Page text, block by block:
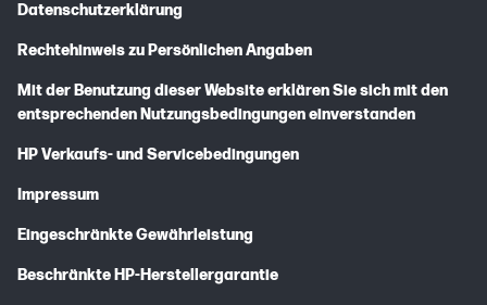
Datenschutzerklärung
Rechtehinweis zu Persönlichen Angaben
Mit der Benutzung dieser Website erklären Sie sich mit den
entsprechenden Nutzungsbedingungen einverstanden
HP Verkaufs- und Servicebedingungen
Impressum
Eingeschränkte Gewährleistung
Beschränkte HP-Herstellergarantie